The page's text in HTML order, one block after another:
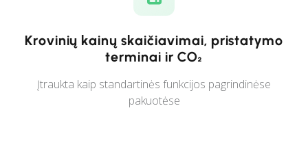
Krovinių kainų skaičiavimai, pristatymo
terminai ir CO₂
Įtraukta kaip standartinės funkcijos pagrindinėse
pakuotėse